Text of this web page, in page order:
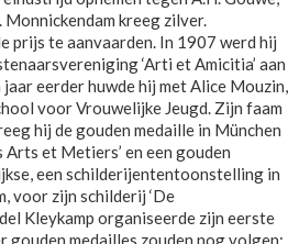
Monnickendam kreeg zilver.
prijs te aanvaarden. In 1907 werd hij
‘Arti et Amicitia’ aan
eerder huwde hij met Alice Mouzin,
voor Vrouwelijke Jeugd. Zijn faam
hij de gouden medaille in München
et Metiers’ en een gouden
een schilderijententoonstelling in
voor zijn schilderij ‘De
Kleykamp organiseerde zijn eerste
medailles zouden nog volgen;